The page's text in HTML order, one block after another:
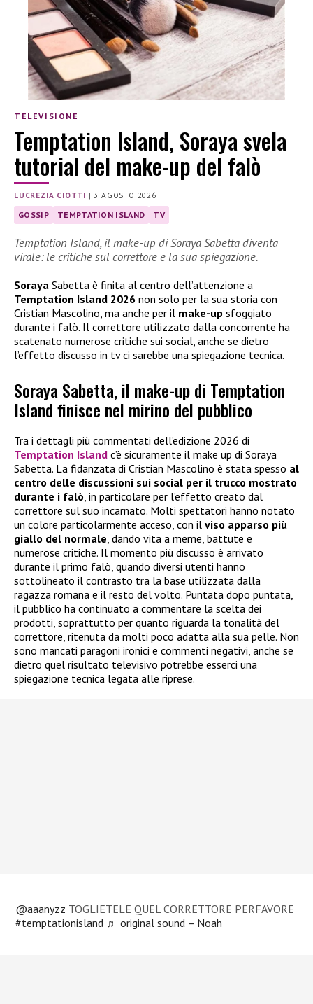
TELEVISIONE
Temptation Island, Soraya svela
tutorial del make-up del falò
LUCREZIA CIOTTI |3 AGOSTO 2026
GOSSIP TEMPTATION ISLAND TV
Temptation Island, il make-up di Soraya Sabetta diventa
virale: le critiche sul correttore e la sua spiegazione.
Soraya Sabetta è finita al centro dell’attenzione a
Temptation Island 2026 non solo per la sua storia con
Cristian Mascolino, ma anche per il make-up sfoggiato
durante i falò. Il correttore utilizzato dalla concorrente ha
scatenato numerose critiche sui social, anche se dietro
l’effetto discusso in tv ci sarebbe una spiegazione tecnica.
Soraya Sabetta, il make-up di Temptation
Island finisce nel mirino del pubblico
Tra i dettagli più commentati dell’edizione 2026 di
Temptation Island c’è sicuramente il make up di Soraya
Sabetta. La fidanzata di Cristian Mascolino è stata spesso al
centro delle discussioni sui social per il trucco mostrato
durante i falò, in particolare per l’effetto creato dal
correttore sul suo incarnato. Molti spettatori hanno notato
un colore particolarmente acceso, con il viso apparso più
giallo del normale, dando vita a meme, battute e
numerose critiche. Il momento più discusso è arrivato
durante il primo falò, quando diversi utenti hanno
sottolineato il contrasto tra la base utilizzata dalla
ragazza romana e il resto del volto. Puntata dopo puntata,
il pubblico ha continuato a commentare la scelta dei
prodotti, soprattutto per quanto riguarda la tonalità del
correttore, ritenuta da molti poco adatta alla sua pelle. Non
sono mancati paragoni ironici e commenti negativi, anche se
dietro quel risultato televisivo potrebbe esserci una
spiegazione tecnica legata alle riprese.
@aaanyzz TOGLIETELE QUEL CORRETTORE PERFAVORE
#temptationisland ♬ original sound – Noah